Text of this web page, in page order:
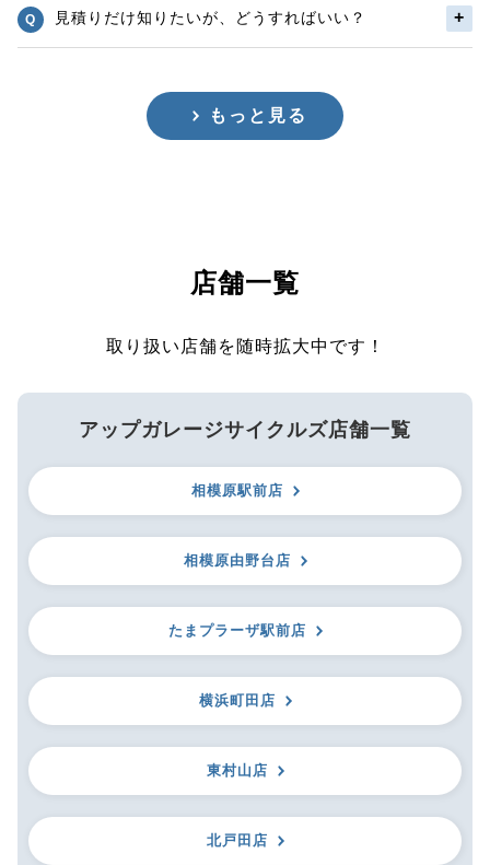
見積りだけ知りたいが、どうすればいい？
もっと見る
店舗一覧
取り扱い店舗を随時拡大中です！
アップガレージサイクルズ店舗一覧
相模原駅前店
相模原由野台店
たまプラーザ駅前店
横浜町田店
東村山店
北戸田店